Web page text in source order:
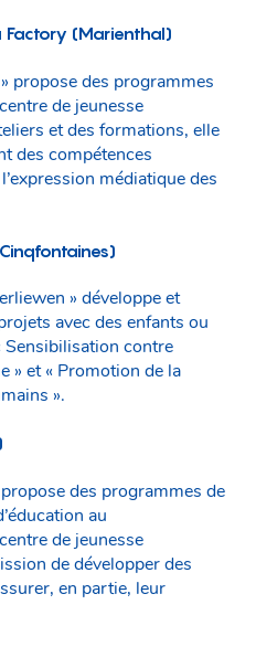
(Marienthal)
propose des programmes
de jeunesse
et des formations, elle
des compétences
médiatique des
» développe et
avec des enfants ou
Sensibilisation contre
» et « Promotion de la
».
des programmes de
au
de jeunesse
de développer des
en partie, leur